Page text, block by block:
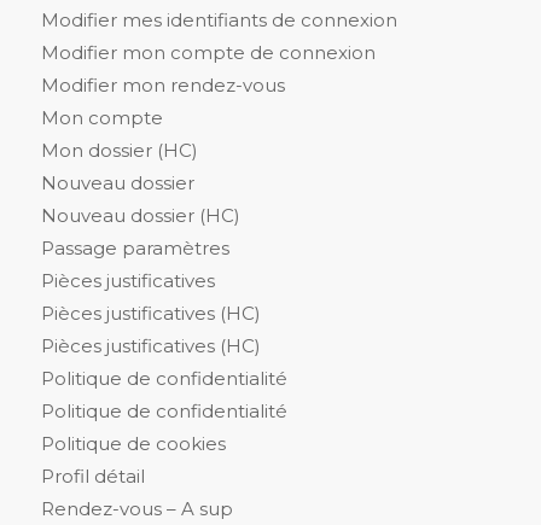
Modifier mes identifiants de connexion
Modifier mon compte de connexion
Modifier mon rendez-vous
Mon compte
Mon dossier (HC)
Nouveau dossier
Nouveau dossier (HC)
Passage paramètres
Pièces justificatives
Pièces justificatives (HC)
Pièces justificatives (HC)
Politique de confidentialité
Politique de confidentialité
Politique de cookies
Profil détail
Rendez-vous – A sup